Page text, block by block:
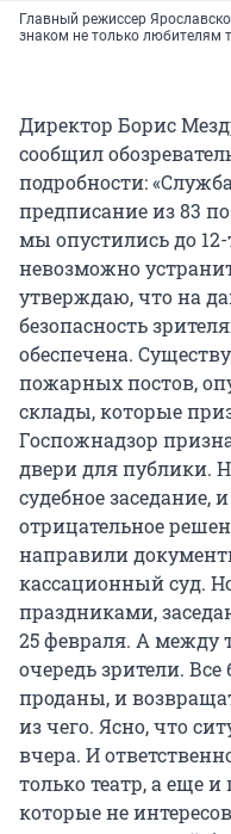
Главный режиссер
знаком не только любителям
Директор Борис
сообщил
подробности:
предписание из 83
мы опустились до
невозможно
утверждаю, что на
безопасность
обеспечена.
пожарных постов,
склады, которые
Госпожнадзор
двери для публики.
судебное заседание,
отрицательное
направили
кассационный суд.
праздниками,
25 февраля. А между
очередь зрители.
проданы, и
из чего. Ясно, что
вчера. И
только театр, а еще
которые не